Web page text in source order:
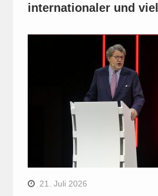
internationaler und
21. Juli 2026